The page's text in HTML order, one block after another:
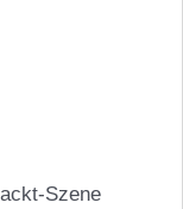
Szene